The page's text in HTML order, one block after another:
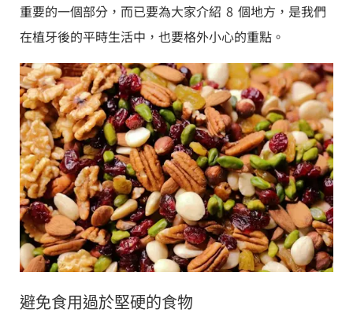
重要的一個部分，而已要為大家介紹 8 個地方，是我們
在植牙後的平時生活中，也要格外小心的重點。
避免食用過於堅硬的食物